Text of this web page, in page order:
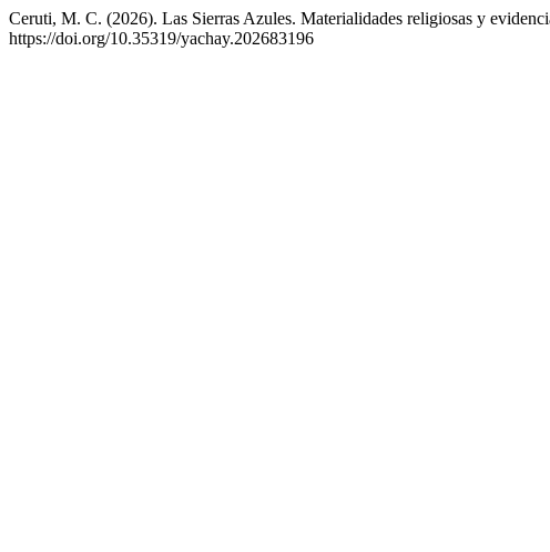
Ceruti, M. C. (2026). Las Sierras Azules. Materialidades religiosas y
https://doi.org/10.35319/yachay.202683196